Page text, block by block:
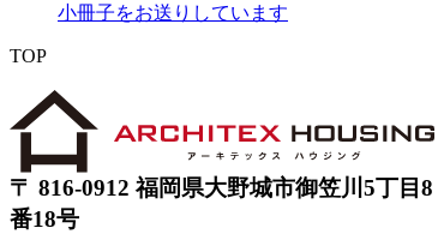
小冊子をお送りしています
TOP
〒 816-0912 福岡県大野城市御笠川5丁目8
番18号